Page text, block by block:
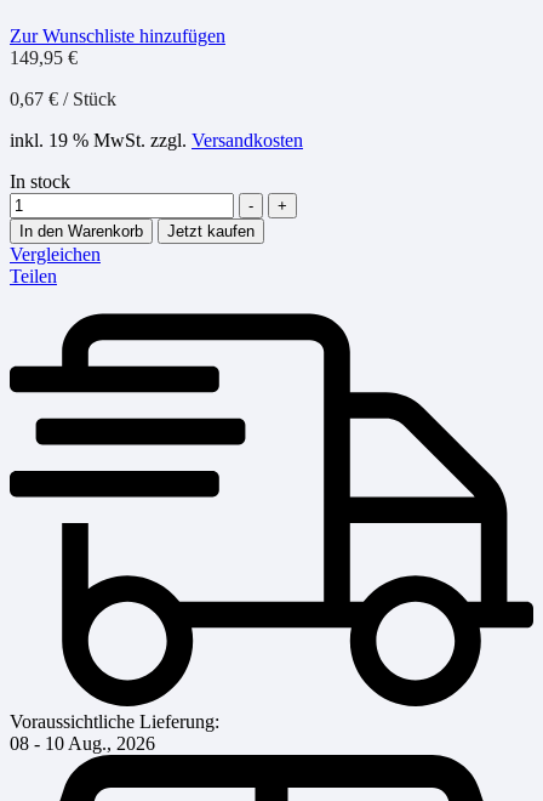
Zur Wunschliste hinzufügen
149,95 €
0,67 € / Stück
inkl. 19 % MwSt. zzgl. Versandkosten
In stock
Menge
-
+
In den Warenkorb
Jetzt kaufen
Vergleichen
Teilen
Voraussichtliche Lieferung:
08 - 10 Aug., 2026